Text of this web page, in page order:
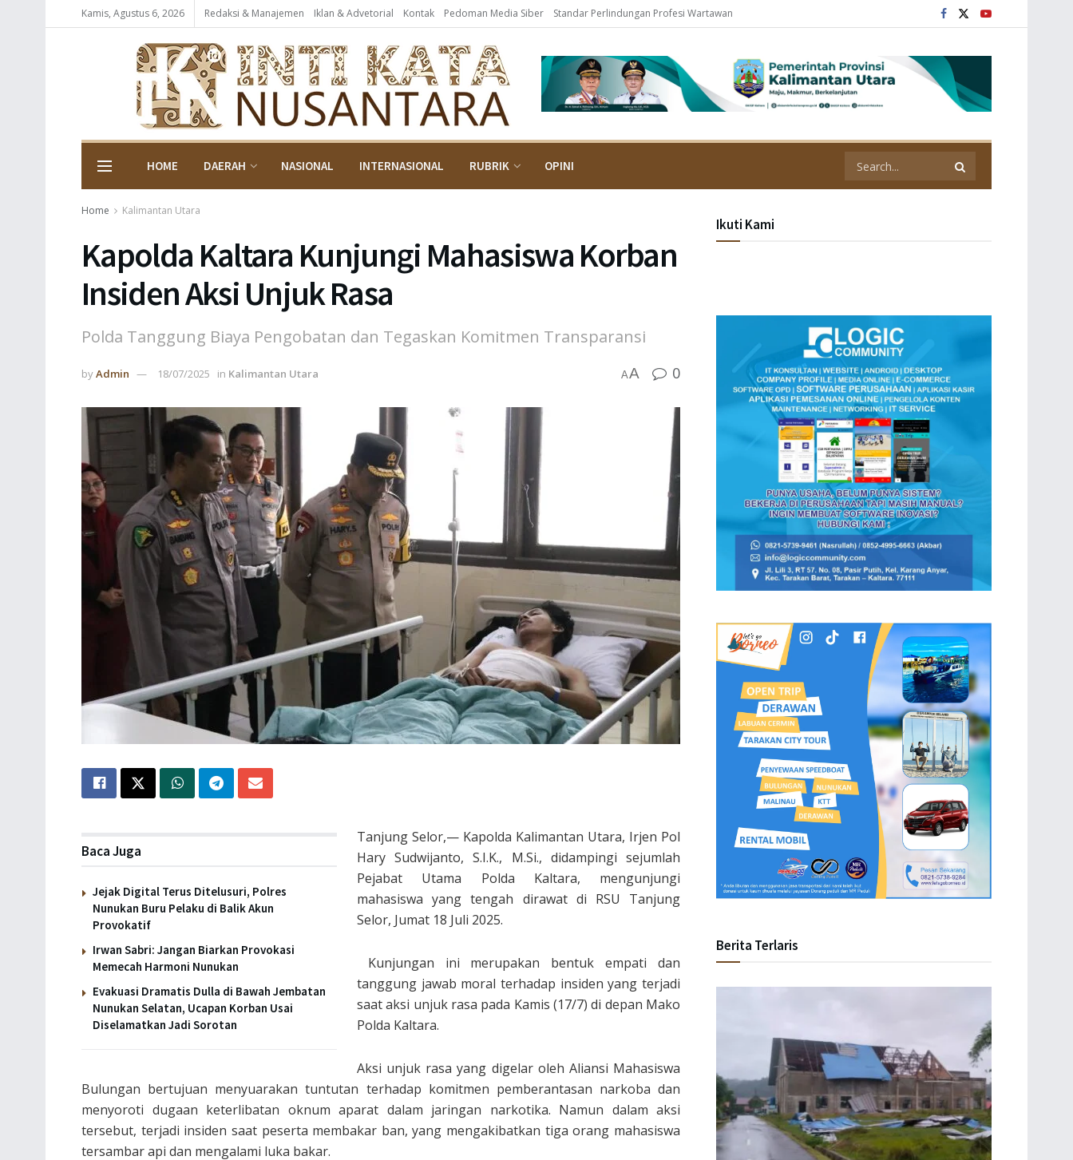
Kamis, Agustus 6, 2026 Redaksi & Manajemen Iklan & Advetorial Kontak Pedoman Media Siber Standar Perlindungan Profesi Wartawan
HOME DAERAH NASIONAL INTERNASIONAL RUBRIK OPINI
Home Kalimantan Utara
Kapolda Kaltara Kunjungi Mahasiswa Korban
Insiden Aksi Unjuk Rasa
Polda Tanggung Biaya Pengobatan dan Tegaskan Komitmen Transparansi
byAdmin 18/07/2025 in Kalimantan Utara AA 0
Baca Juga
Jejak Digital Terus Ditelusuri, Polres
Nunukan Buru Pelaku di Balik Akun
Provokatif
Irwan Sabri: Jangan Biarkan Provokasi
Memecah Harmoni Nunukan
Evakuasi Dramatis Dulla di Bawah Jembatan
Nunukan Selatan, Ucapan Korban Usai
Diselamatkan Jadi Sorotan
Tanjung Selor,— Kapolda Kalimantan Utara, Irjen Pol
Hary Sudwijanto, S.I.K., M.Si., didampingi sejumlah
Pejabat Utama Polda Kaltara, mengunjungi
mahasiswa yang tengah dirawat di RSU Tanjung
Selor, Jumat 18 Juli 2025.
Kunjungan ini merupakan bentuk empati dan
tanggung jawab moral terhadap insiden yang terjadi
saat aksi unjuk rasa pada Kamis (17/7) di depan Mako
Polda Kaltara.
Aksi unjuk rasa yang digelar oleh Aliansi Mahasiswa
Bulungan bertujuan menyuarakan tuntutan terhadap komitmen pemberantasan narkoba dan
menyoroti dugaan keterlibatan oknum aparat dalam jaringan narkotika. Namun dalam aksi
tersebut, terjadi insiden saat peserta membakar ban, yang mengakibatkan tiga orang mahasiswa
tersambar api dan mengalami luka bakar.
Ikuti Kami
Berita Terlaris